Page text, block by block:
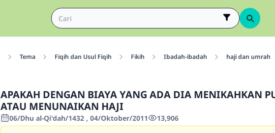
Tema Fiqih dan Usul Fiqih Fikih Ibadah-ibadah haji dan umrah
APAKAH DENGAN BIAYA YANG ADA DIA MENIKAHKAN
ATAU MENUNAIKAN HAJI
06/Dhu al-Qi'dah/1432 , 04/Oktober/2011 13,906